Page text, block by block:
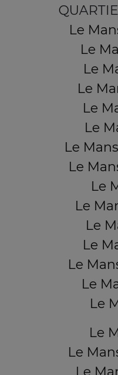
Le
Le
Le
Le
Le
Le
Le
Le
Le
Le
Le
Le
Le
Le
Le
Le
Le
Le